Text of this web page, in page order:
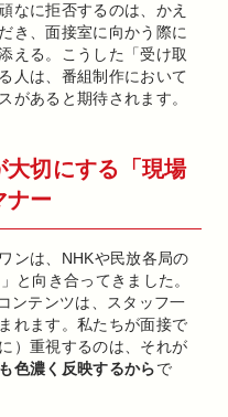
なに拒否するのは、かえ
き、面接室に向かう際に
える。こうした「受け取
人は、番組制作において
があると期待されます。
大切にする「現場
ナー
ンは、NHKや民放各局の
と向き合ってきました。
ンテンツは、スタッフ一
れます。私たちが面接で
）重視するのは、それが
色濃く反映するからで